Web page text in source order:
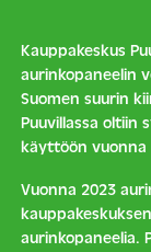
Kauppakeskus
aurinkopaneelin
Suomen suurin
Puuvillassa oltiin
käyttöön vuonna
Vuonna 2023
aurinkopaneelia.